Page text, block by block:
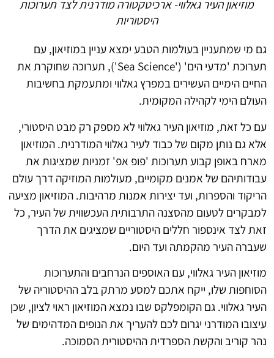
מוזיאון העיר גאלווי- ארכיטקטורה מודרנית לצד תערוכות
היסטוריות
גם מי שמתעניין בעולמות הטבע ימצא עניין במוזיאון, עם
תערוכת 'מדעי הים' ('Sea Science'), תערוכה שחוקרת את
החיים הימיים העשירים במפרץ גאלווי ומתעמקת בחשיבות
העולם הימי לקהילה המקומית.
עם כל זאת, מוזיאון העיר גאלווי לא מספק רק מבט היסטורי,
אלא גם נותן מקום של כבוד לעיר גאלווי המודרנית. המוזיאון
מארח באופן קבוע תערוכות 'פופ אפ' זמניות שמציגות את
עבודותיהם של אמנים מקומיים, מעולמות המוזיקה דרך עולם
הריקוד והספרות, ועד יצירות אמנות מרהיבות. המוזיאון מציעה
למבקרים לטעום מהסצנה התרבותית העכשווית של העיר, כל
זאת לצד אינספור חללים היסטוריים שמציגים את הדרך
שעברה העיר מהקמתה ועד היום.
מוזיאון העיר גאלווי, עם האוספים הנרחבים והתערוכות
הסוחפות שלו, ייקח אתכם למסע מרתק בלב ההיסטוריה של
העיר גאלווי. גם הקומפלקס שבו נמצא המוזיאון ראוי לציון, שכן
עיצובו המודרני יגרום לכם להעריך את הנופים המדהימים של
נהר קוריב והקשת הספרדית ההיסטורית הסמוכה.